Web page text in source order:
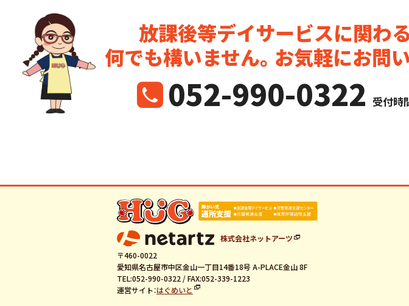
放課後等デイサービスに関わ
何でも構いません。お気軽にお問
052-990-0322 受付時
株式会社ネットアーツ
〒460-0022
愛知県名古屋市中区金山一丁目14番18号 A-PLACE金山 8F
TEL:052-990-0322 / FAX:052-339-1223
運営サイト：はぐめいと